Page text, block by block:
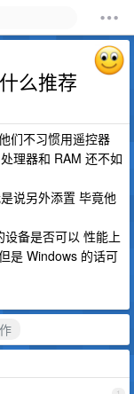
么推荐
们不习惯用遥控器
理器和 RAM 还不如
说另外添置 毕竟他
备是否可以 性能上
是 Windows 的话可